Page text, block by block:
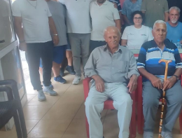
KKTC
KKTC YEREL SEÇİM 2018
Kültür Sanat
Magazin